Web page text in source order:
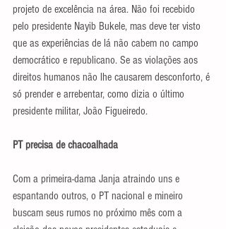
projeto de excelência na área. Não foi recebido
pelo presidente Nayib Bukele, mas deve ter visto
que as experiências de lá não cabem no campo
democrático e republicano. Se as violações aos
direitos humanos não lhe causarem desconforto, é
só prender e arrebentar, como dizia o último
presidente militar, João Figueiredo.
PT precisa de chacoalhada
Com a primeira-dama Janja atraindo uns e
espantando outros, o PT nacional e mineiro
buscam seus rumos no próximo mês com a